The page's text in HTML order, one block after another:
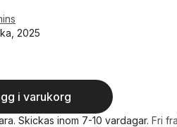
2025
i varukorg
Skickas inom 7-10 vardagar. Fri